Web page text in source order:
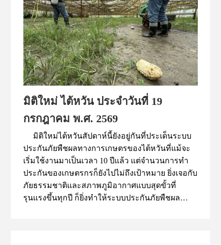
ขนมอบสุญญากาศ ที่ตอบโจทย์ผู้เลี้ยงสัตว์ที่ใส่ใจ
สุขภาพและต้องการอาหารคุณภาพสูงสำหรับสุนัข
และแมว นอกจากนี้ Holy's Official ยังเดินหน้า
ขยายตลาดต่างประเทศอย่างต่อเนื่อง โดยเข้าร่วม
กิจกรรมจับคู่ธุรกิจกับกรมส่งเสริมการค้าระหว่าง
ประเทศ (DITP) เป็นครั้งที่สอง ด้วยการเดินทางมา
ออกบูธที่งาน 2026 Taipei Pets Show เพื่อสร้างโอกาส
ทางการค้าและเพิ่มการรับรู้แบรนด์ในตลาดไต้หวัน
ซึ่งเป็นหนึ่งในตลาดอาหารสัตว์เลี้ยงที่มีการเติบโต
สูง
มิติใหม่ ไต้หวัน ประจำวันที่ 19
กรกฎาคม พ.ศ. 2569
มิติใหม่ไต้หวันสัปดาห์นี้ยังอยู่กันที่ประเด็นระบบ
ประกันภัยพืชผลทางการเกษตรของไต้หวันที่แม้จะ
เริ่มใช้งานมาเป็นเวลา 10 ปีแล้ว แต่จำนวนการทำ
ประกันของเกษตรกรก็ยังไปไม่ถึงเป้าหมาย ยิ่งเจอกับ
ภัยธรรมชาติและสภาพภูมิอากาศแบบสุดขั้วที่
รุนแรงขึ้นทุกปี ก็ยิ่งทำให้ระบบประกันภัยพืชผล